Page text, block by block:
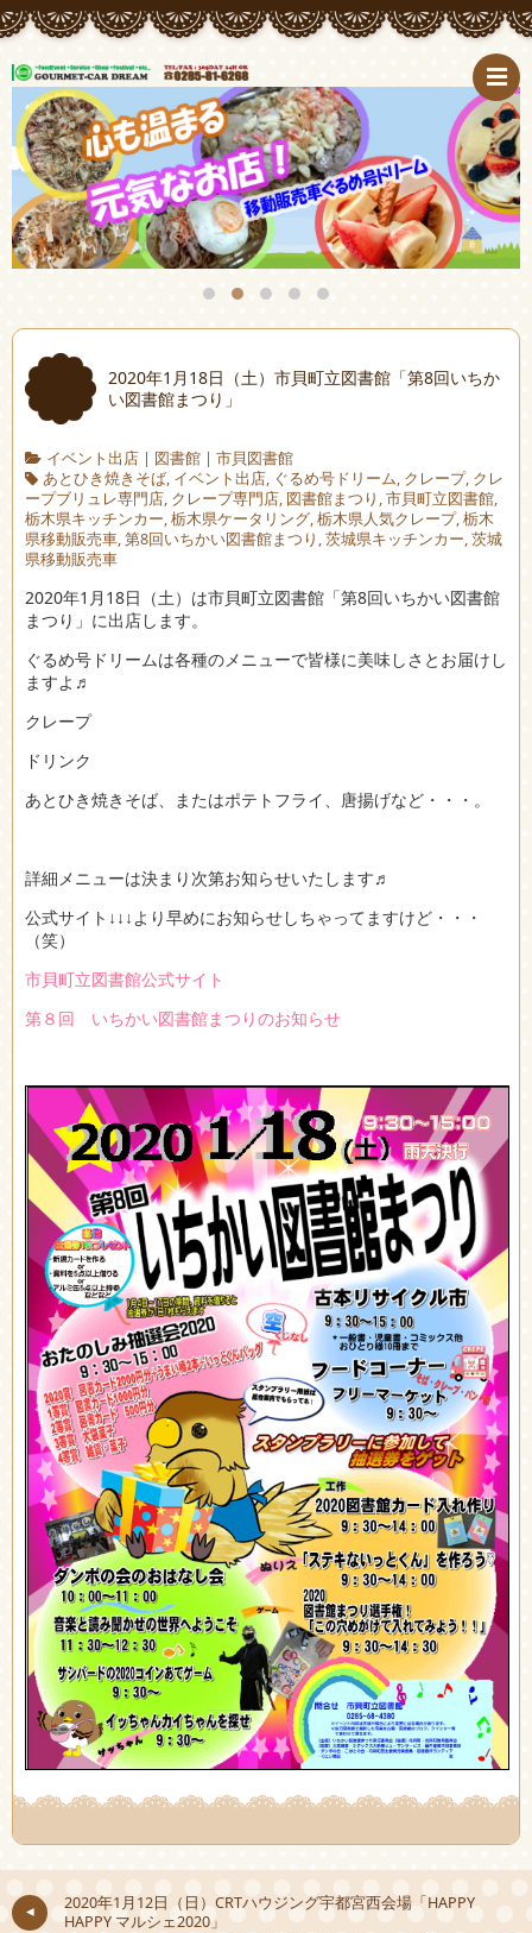
2020年1月18日（土）市貝町立図書館「第8回いちか
い図書館まつり」
イベント出店| 図書館| 市貝図書館
あとひき焼きそば, イベント出店, ぐるめ号ドリーム, クレープ, クレ
ープブリュレ専門店, クレープ専門店, 図書館まつり ,市貝町立図書館,
栃木県キッチンカー,栃木県ケータリング,栃木県人気クレープ,栃木
県移動販売車,第8回いちかい図書館まつり ,茨城県キッチンカー,茨城
県移動販売車
2020年1月18日（土）は市貝町立図書館「第8回いちかい図書館
まつり」に出店します。
ぐるめ号ドリームは各種のメニューで皆様に美味しさとお届けし
ますよ♬
クレープ
ドリンク
あとひき焼きそば、またはポテトフライ、唐揚げなど・・・。
詳細メニューは決まり次第お知らせいたします♬
公式サイト↓↓↓より早めにお知らせしちゃってますけど・・・
（笑）
市貝町立図書館公式サイト
第８回 いちかい図書館まつりのお知らせ
2020年1月12日（日）CRTハウジング宇都宮西会場「HAPPY
HAPPY マルシェ2020」